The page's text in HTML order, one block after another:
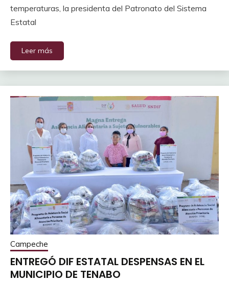
temperaturas, la presidenta del Patronato del Sistema
Estatal
Leer más
Campeche
ENTREGÓ DIF ESTATAL DESPENSAS EN EL
MUNICIPIO DE TENABO